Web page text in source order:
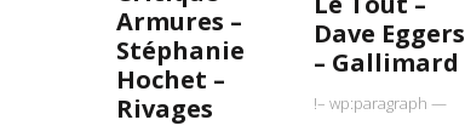
Dave Eggers
– Gallimard
!– wp:paragraph —
Armures –
Stéphanie
Hochet –
Rivages